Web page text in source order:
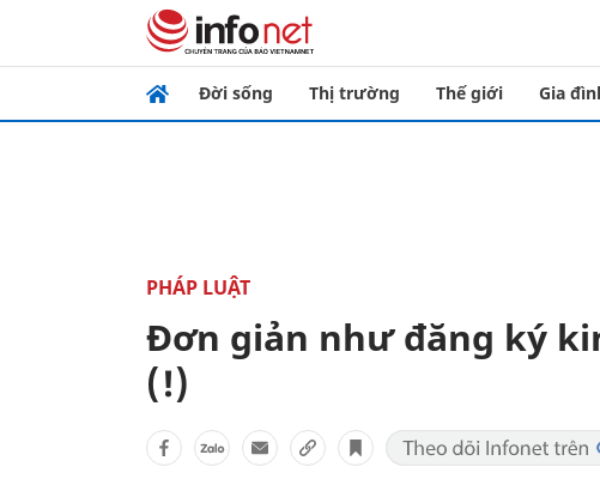
Đời sống Thị trường Thế giới Gia
PHÁP LUẬT
Đơn giản như đăng ký
(!)